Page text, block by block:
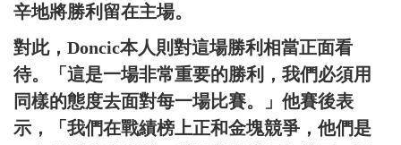
辛地將勝利留在主場。
對此，Doncic本人則對這場勝利相當正面看
待。「這是一場非常重要的勝利，我們必須用
同樣的態度去面對每一場比賽。」他賽後表
示，「我們在戰績榜上正和金塊競爭，他們是